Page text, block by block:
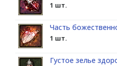
1 шт.
Часть
1 шт.
Густое зелье